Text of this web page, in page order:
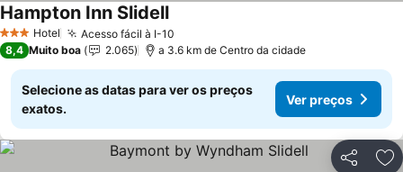
3 EstrelasHotel Acesso fácil à I-10
Hampton Inn SlidellVer preços
8,4 Muito boa 2.065 a 3.6 km de Centro da cidade
Selecione as datas para ver os preços
exatos.
Ver preços
Partilhar